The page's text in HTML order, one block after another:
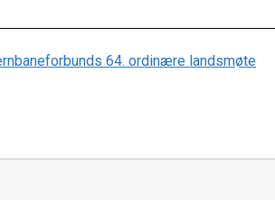
64. ordinære landsmøte